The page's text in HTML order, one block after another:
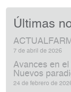
Últimas
7 de abril de 2026
Avances en
Nuevos
24 de febrero de